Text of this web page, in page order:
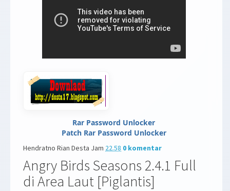
Rar Password Unlocker
Patch Rar Password Unlocker
Hendratno Rian Desta Jam 22.58 0 komentar
Angry Birds Seasons 2.4.1 Full
di Area Laut [Piglantis]